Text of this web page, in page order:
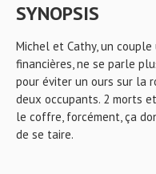
SYNOPSIS
Michel et Cathy, un
financières, ne se parle
pour éviter un ours sur la
deux occupants. 2 morts
le coffre, forcément, ça
de se taire.